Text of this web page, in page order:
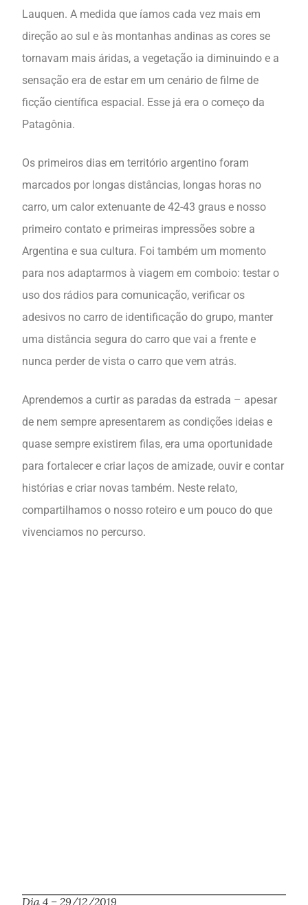
Lauquen. A medida que íamos cada vez mais em
direção ao sul e às montanhas andinas as cores se
tornavam mais áridas, a vegetação ia diminuindo e a
sensação era de estar em um cenário de filme de
ficção científica espacial. Esse já era o começo da
Patagônia.
Os primeiros dias em território argentino foram
marcados por longas distâncias, longas horas no
carro, um calor extenuante de 42-43 graus e nosso
primeiro contato e primeiras impressões sobre a
Argentina e sua cultura. Foi também um momento
para nos adaptarmos à viagem em comboio: testar o
uso dos rádios para comunicação, verificar os
adesivos no carro de identificação do grupo, manter
uma distância segura do carro que vai a frente e
nunca perder de vista o carro que vem atrás.
Aprendemos a curtir as paradas da estrada – apesar
de nem sempre apresentarem as condições ideias e
quase sempre existirem filas, era uma oportunidade
para fortalecer e criar laços de amizade, ouvir e contar
histórias e criar novas também. Neste relato,
compartilhamos o nosso roteiro e um pouco do que
vivenciamos no percurso.
Dia 4 – 29/12/2019